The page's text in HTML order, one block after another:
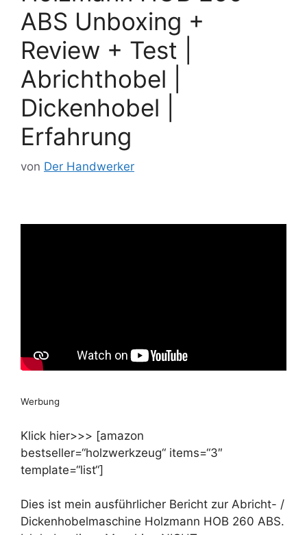
ABS Unboxing +
Review + Test |
Abrichthobel |
Dickenhobel |
Erfahrung
von Der Handwerker
Werbung
Klick hier>>> [amazon
bestseller=“holzwerkzeug“ items=“3″
template=“list“]
Dies ist mein ausführlicher Bericht zur Abricht- /
Dickenhobelmaschine Holzmann HOB 260 ABS.